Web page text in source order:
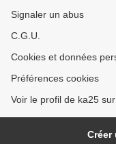
Signaler un abus
C.G.U.
Cookies et données
Préférences cookies
Voir le profil de ka25
Créer